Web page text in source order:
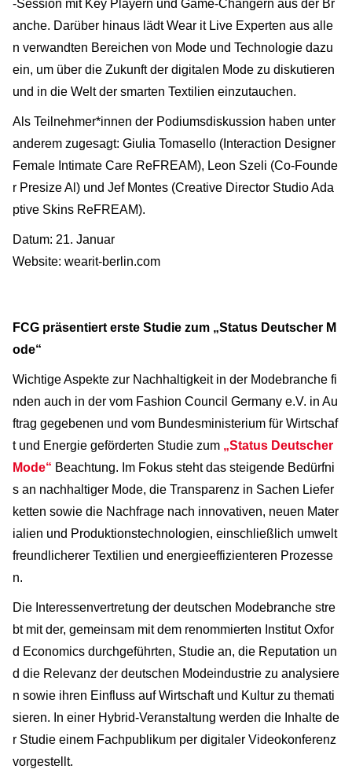
-Session mit Key Playern und Game-Changern aus der Br
anche. Darüber hinaus lädt Wear it Live Experten aus alle
n verwandten Bereichen von Mode und Technologie dazu
ein, um über die Zukunft der digitalen Mode zu diskutieren
und in die Welt der smarten Textilien einzutauchen.
Als Teilnehmer*innen der Podiumsdiskussion haben unter
anderem zugesagt: Giulia Tomasello (Interaction Designer
Female Intimate Care ReFREAM), Leon Szeli (Co-Founde
r Presize Al) und Jef Montes (Creative Director Studio Ada
ptive Skins ReFREAM).
Datum: 21. Januar
Website: wearit-berlin.com
FCG präsentiert erste Studie zum „Status Deutscher M
ode“
Wichtige Aspekte zur Nachhaltigkeit in der Modebranche fi
nden auch in der vom Fashion Council Germany e.V. in Au
ftrag gegebenen und vom Bundesministerium für Wirtschaf
t und Energie geförderten Studie zum „Status Deutscher
Mode“ Beachtung. Im Fokus steht das steigende Bedürfni
s an nachhaltiger Mode, die Transparenz in Sachen Liefer
ketten sowie die Nachfrage nach innovativen, neuen Mater
ialien und Produktionstechnologien, einschließlich umwelt
freundlicherer Textilien und energieeffizienteren Prozesse
n.
Die Interessenvertretung der deutschen Modebranche stre
bt mit der, gemeinsam mit dem renommierten Institut Oxfor
d Economics durchgeführten, Studie an, die Reputation un
d die Relevanz der deutschen Modeindustrie zu analysiere
n sowie ihren Einfluss auf Wirtschaft und Kultur zu themati
sieren. In einer Hybrid-Veranstaltung werden die Inhalte de
r Studie einem Fachpublikum per digitaler Videokonferenz
vorgestellt.